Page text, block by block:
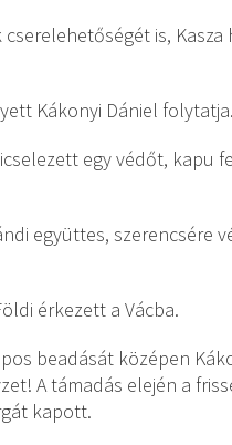
is,
Kákonyi Dániel folytatja.
egy védőt, kapu
együttes, szerencsére
érkezett a Vácba.
beadását középen
A támadás elején a
kapott.